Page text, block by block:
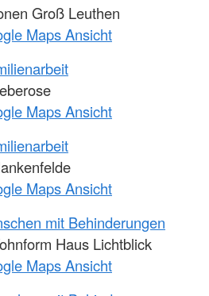
Groß Leuthen
Maps Ansicht
Maps Ansicht
Maps Ansicht
mit Behinderungen
Haus Lichtblick
Maps Ansicht